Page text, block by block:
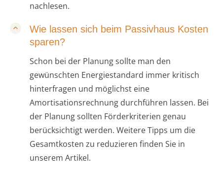
nachlesen.
Wie lassen sich beim Passivhaus Kosten
sparen?
Schon bei der Planung sollte man den
gewünschten Energiestandard immer kritisch
hinterfragen und möglichst eine
Amortisationsrechnung durchführen lassen. Bei
der Planung sollten Förderkriterien genau
berücksichtigt werden. Weitere Tipps um die
Gesamtkosten zu reduzieren finden Sie in
unserem Artikel.